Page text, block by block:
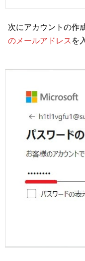
次にアカウントの作
のメールアドレス を